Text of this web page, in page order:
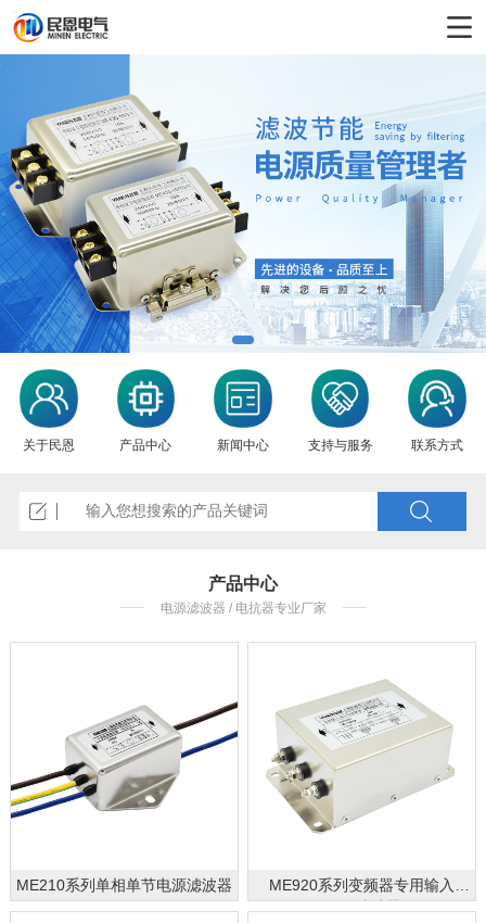
3
关于民恩 产品中心 新闻中心 支持与服务 联系方式
产品中心
电源滤波器 / 电抗器专业厂家
ME210系列单相单节电源滤波器
ME920系列变频器专用输入
EMC滤波器